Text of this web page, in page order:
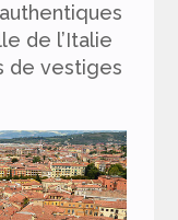
de l’Italie
de vestiges